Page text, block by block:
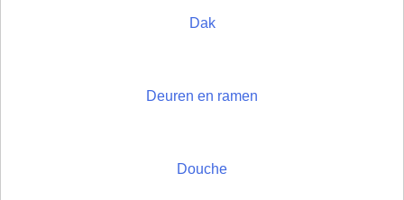
Dak
Deuren en ramen
Douche